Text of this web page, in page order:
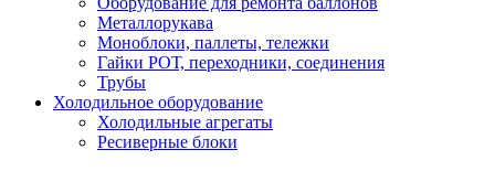
Металлорукава
Моноблоки, паллеты, тележки
Гайки РОТ, переходники, соединения
Трубы
Холодильное оборудование
Холодильные агрегаты
Ресиверные блоки